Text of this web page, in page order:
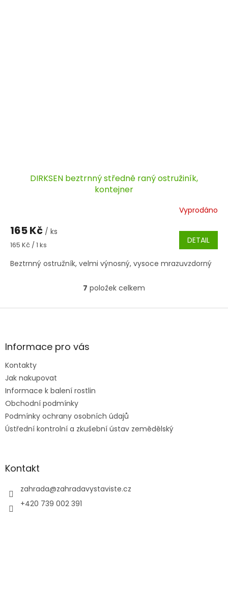
DIRKSEN beztrnný středně raný ostružiník,
kontejner
Vyprodáno
165 Kč / ks
Měrná
165 Kč / 1 ks DETAIL
Beztrnný ostružník, velmi výnosný, vysoce mrazuvzdorný
O
l
v
ý
7 položek celkem
Z
aInformace pro vás
Kontakty
Jak nakupovat
Informace k balení rostlin
Obchodní podmínky
Podmínky ochrany osobních údajů
Ústřední kontrolní a zkušební ústav zemědělský
Kontakt
zahrada@zahradavystaviste.cz
+420 739 002 391